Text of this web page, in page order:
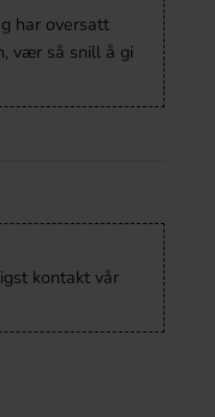
Carabao Energy
29.90
har oversatt
vær så snill å gi
kontakt vår